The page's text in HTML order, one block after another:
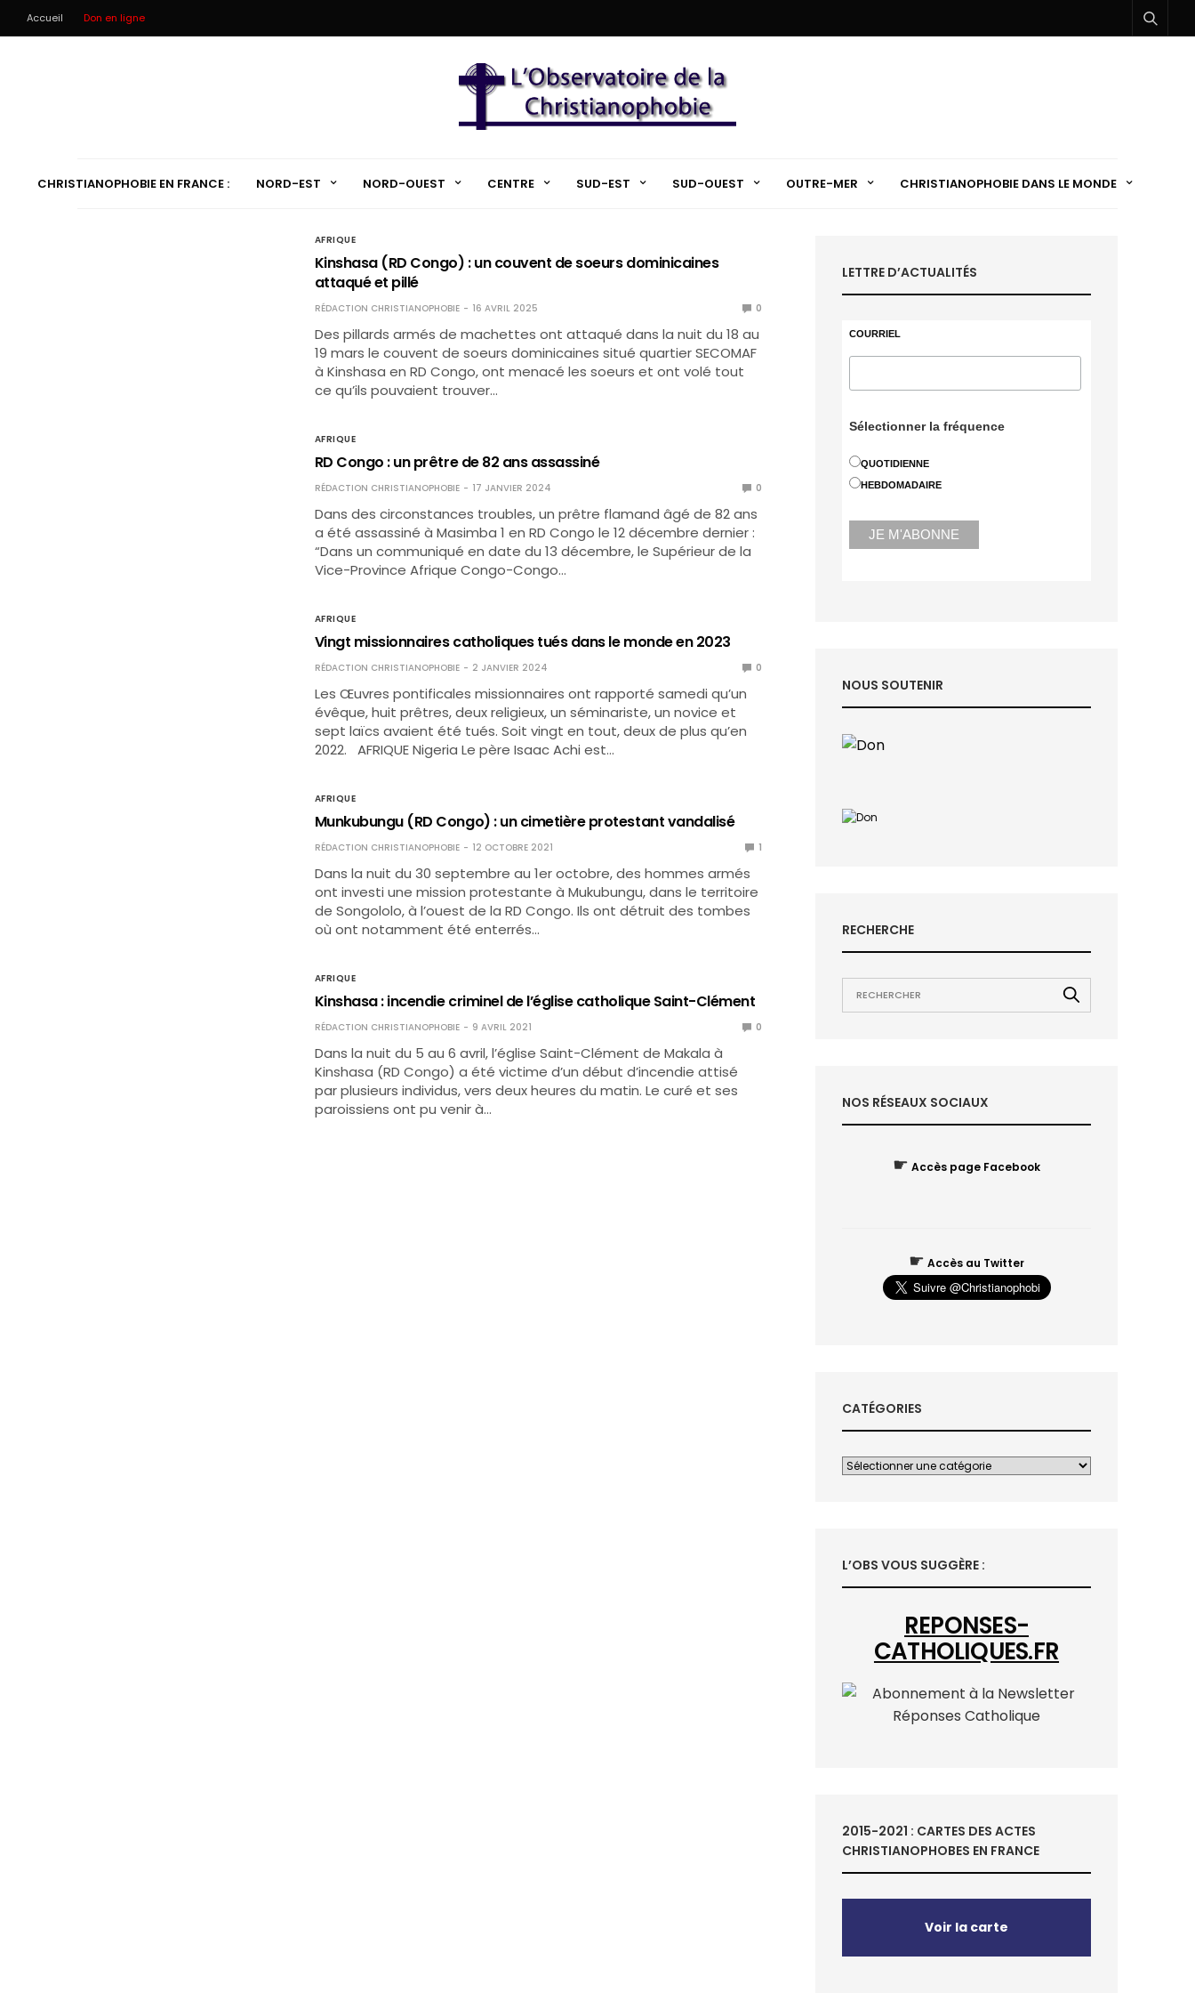
Accueil Don en ligne
CHRISTIANOPHOBIE EN FRANCE : NORD-EST NORD-OUEST CENTRE SUD-EST SUD-OUEST OUTRE-MER CHRISTIANOPHOBIE DANS LE MONDE
AFRIQUE
Kinshasa (RD Congo) : un couvent de soeurs dominicaines
attaqué et pillé
RÉDACTION CHRISTIANOPHOBIE 16 AVRIL 2025 0
Des pillards armés de machettes ont attaqué dans la nuit du 18 au
19 mars le couvent de soeurs dominicaines situé quartier SECOMAF
à Kinshasa en RD Congo, ont menacé les soeurs et ont volé tout
ce qu’ils pouvaient trouver…
AFRIQUE
RD Congo : un prêtre de 82 ans assassiné
RÉDACTION CHRISTIANOPHOBIE 17 JANVIER 2024 0
Dans des circonstances troubles, un prêtre flamand âgé de 82 ans
a été assassiné à Masimba 1 en RD Congo le 12 décembre dernier :
“Dans un communiqué en date du 13 décembre, le Supérieur de la
Vice-Province Afrique Congo-Congo…
AFRIQUE
Vingt missionnaires catholiques tués dans le monde en 2023
RÉDACTION CHRISTIANOPHOBIE 2 JANVIER 2024 0
Les Œuvres pontificales missionnaires ont rapporté samedi qu’un
évêque, huit prêtres, deux religieux, un séminariste, un novice et
sept laïcs avaient été tués. Soit vingt en tout, deux de plus qu’en
2022. AFRIQUE Nigeria Le père Isaac Achi est…
AFRIQUE
Munkubungu (RD Congo) : un cimetière protestant vandalisé
RÉDACTION CHRISTIANOPHOBIE 12 OCTOBRE 2021 1
Dans la nuit du 30 septembre au 1er octobre, des hommes armés
ont investi une mission protestante à Mukubungu, dans le territoire
de Songololo, à l’ouest de la RD Congo. Ils ont détruit des tombes
où ont notamment été enterrés…
AFRIQUE
Kinshasa : incendie criminel de l’église catholique Saint-Clément
RÉDACTION CHRISTIANOPHOBIE 9 AVRIL 2021 0
Dans la nuit du 5 au 6 avril, l’église Saint-Clément de Makala à
Kinshasa (RD Congo) a été victime d’un début d’incendie attisé
par plusieurs individus, vers deux heures du matin. Le curé et ses
paroissiens ont pu venir à…
LETTRE D’ACTUALITÉS
COURRIEL
Sélectionner la fréquence
QUOTIDIENNE
HEBDOMADAIRE
NOUS SOUTENIR
RECHERCHE
NOS RÉSEAUX SOCIAUX
☛ Accès page Facebook
☛ Accès au Twitter
CATÉGORIES
L’OBS VOUS SUGGÈRE :
REPONSES-
CATHOLIQUES.FR
2015-2021 : CARTES DES ACTES
CHRISTIANOPHOBES EN FRANCE
Voir la carte